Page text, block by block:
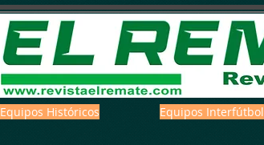
Equipos Históricos Equipos Interfútbol